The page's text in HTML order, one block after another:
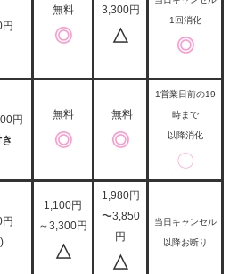
無料
◎
3,300円
△
1回消化
◎
円
無料
◎
無料
◎
1営業日前の19
時まで
以降消化
〇
1,100円
～3,300円
△
1,980円
〜3,850
円
△
当日キャンセル
以降お断り